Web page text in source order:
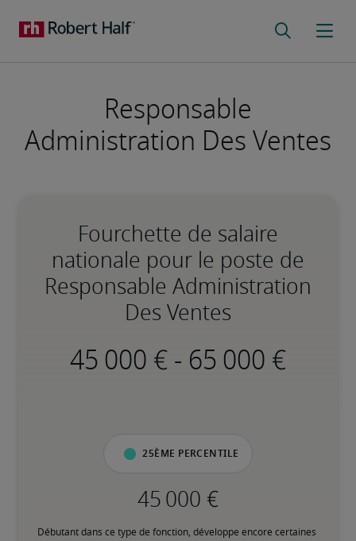
Responsable
Administration Des Ventes
Fourchette de salaire
nationale pour le poste de
Responsable Administration
Des Ventes
-
25ème percentile
Débutant dans ce type de fonction, développe encore certaines